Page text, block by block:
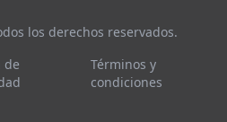
los derechos reservados.
de
Términos y
condiciones